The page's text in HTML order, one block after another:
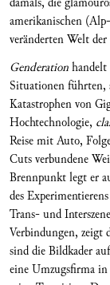
amerikanischen
veränderten Welt
Genderation
Situationen führten,
Katastrophen von
Hochtechnologie,
Reise mit Auto,
Cuts verbundene
Brennpunkt legt er
des
Trans- und
Verbindungen, zeigt
sind die Bildkader
eine Umzugsfirma